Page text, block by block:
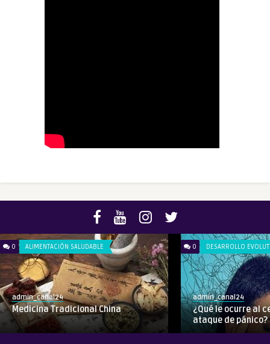
0 ALIMENTACIÓN SALUDABLE
admin_canal24
Medicina Tradicional China
0 DESARROLLO
admin_canal24
¿Qué le ocurre al
ataque de pánico?